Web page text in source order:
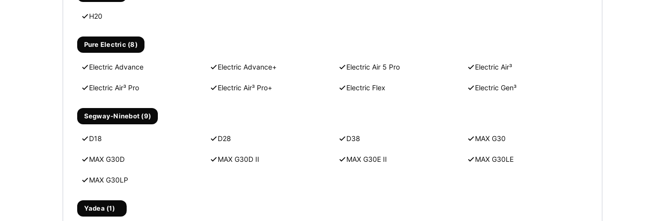
H20
Pure Electric (8)
Electric Advance Electric Advance+ Electric Air 5 Pro Electric Air³
Electric Air³ Pro Electric Air³ Pro+ Electric Flex Electric Gen³
Segway-Ninebot (9)
D18 D28 D38 MAX G30
MAX G30D MAX G30D II MAX G30E II MAX G30LE
MAX G30LP
Yadea (1)